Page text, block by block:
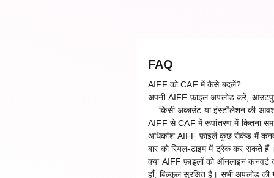
FAQ
AIFF को CAF में कैसे बदलें?
अपनी AIFF फ़ाइल अपलोड करें,
— किसी अकाउंट या इंस्टॉलेशन की
AIFF से CAF में रूपांतरण में कितना
अधिकांश AIFF फ़ाइलें कुछ सेकंड में
बार को रियल-टाइम में ट्रैक कर सकते
क्या AIFF फ़ाइलों को ऑनलाइन कनवर्ट
हाँ, बिल्कुल सुरक्षित है। सभी अपलोड